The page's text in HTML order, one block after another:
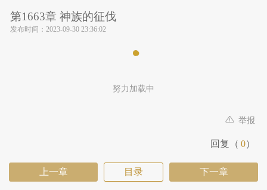
第1663章 神族的征伐
发布时间： 2023-09-30 23:36:02
努力加载中
举报
回复（ 0）
上一章 目录 下一章